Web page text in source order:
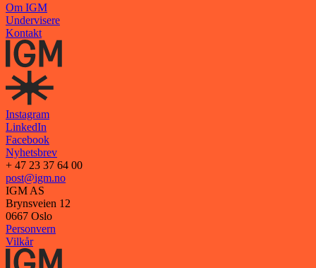
Om IGM
Undervisere
Kontakt
Instagram
LinkedIn
Facebook
Nyhetsbrev
+ 47 23 37 64 00
post@igm.no
IGM AS
Brynsveien 12
0667 Oslo
Personvern
Vilkår